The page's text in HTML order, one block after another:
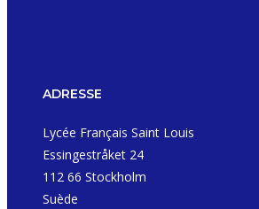
ADRESSE
Lycée Français Saint Louis
Essingestråket 24
112 66 Stockholm
Suède